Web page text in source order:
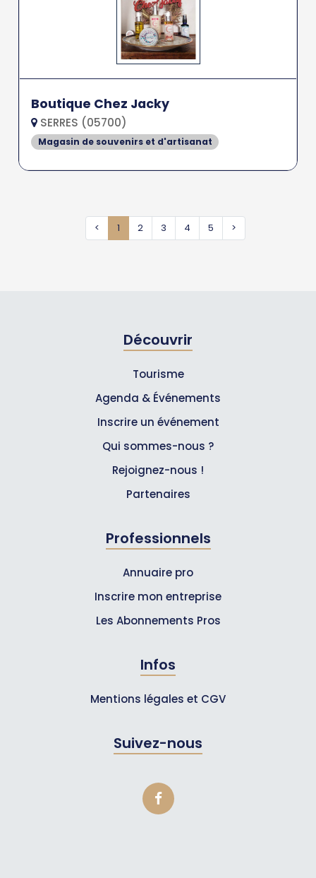
Boutique Chez Jacky
SERRES (05700)
Magasin de souvenirs et d'artisanat
< 1 2 3 4 5 >
Découvrir
Tourisme
Agenda & Événements
Inscrire un événement
Qui sommes-nous ?
Rejoignez-nous !
Partenaires
Professionnels
Annuaire pro
Inscrire mon entreprise
Les Abonnements Pros
Infos
Mentions légales et CGV
Suivez-nous